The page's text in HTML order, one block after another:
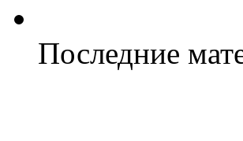
Последние